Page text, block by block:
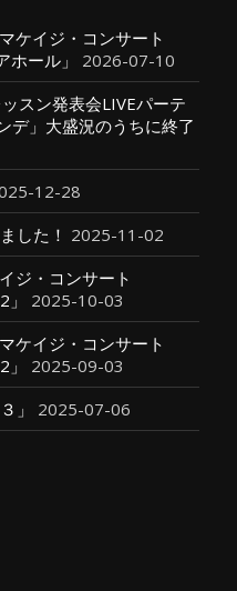
ケイジ・コンサート
ール」
2026-07-10
スン発表会LIVEパーテ
デ」大盛況のうちに終了
12-28
した！ 2025-11-02
ジ・コンサート
2025-10-03
ケイジ・コンサート
2025-09-03
」
2025-07-06